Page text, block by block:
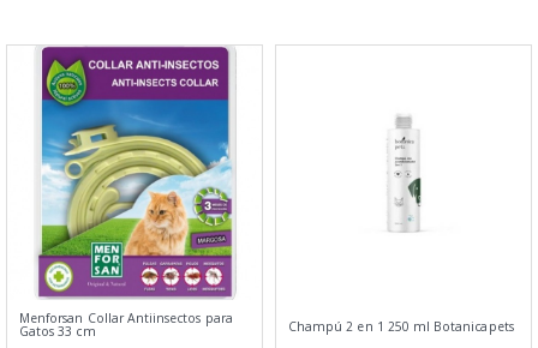
Menforsan Collar Antiinsectos para
Gatos 33 cm Champú 2 en 1 250 ml Botanicapets